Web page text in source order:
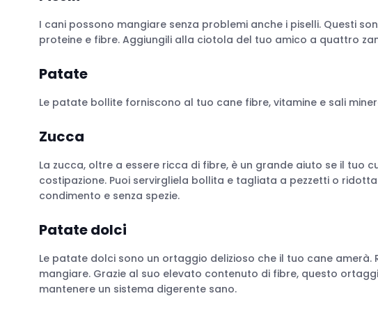
I cani possono mangiare senza problemi anche i piselli. Questi
proteine e fibre. Aggiungili alla ciotola del tuo amico a quattro
Patate
Le patate bollite forniscono al tuo cane fibre, vitamine e sali
Zucca
La zucca, oltre a essere ricca di fibre, è un grande aiuto se il tuo
costipazione. Puoi servirgliela bollita e tagliata a pezzetti o
condimento e senza spezie.
Patate dolci
Le patate dolci sono un ortaggio delizioso che il tuo cane
mangiare. Grazie al suo elevato contenuto di fibre, questo
mantenere un sistema digerente sano.